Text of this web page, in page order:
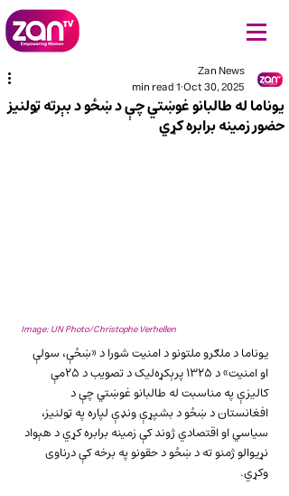
یوناما له طالبانو غوښتي چې د ښځو د بېرته ټولنیز
حضور زمینه برابره کړي
Zan News
Oct 30, 2025
1 min read
Image: UN Photo/Christophe Verhellen
یوناما د ملګرو ملتونو د امنیت شورا د «ښځې، سولې
او امنیت» د ۱۳۲۵ پرېکړه‌لیک د تصویب د ۲۵مې
کالیزې په مناسبت له طالبانو غوښتي چې د
افغانستان د ښځو د بشپړې ونډې لپاره په ټولنیز،
سیاسي او اقتصادي ژوند کې زمینه برابره کړي د هېواد
نړيوالو ژمنو ته د ښځو د حقونو په برخه کې درناوی
وکړي.